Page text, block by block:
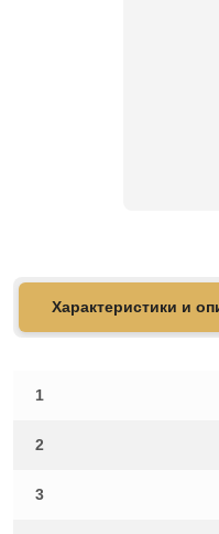
Характеристики и
1
2
3